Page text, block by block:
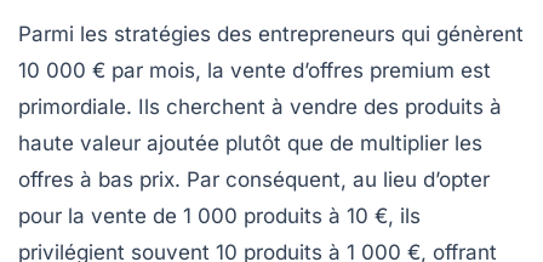
Parmi les stratégies des entrepreneurs qui génèrent
10 000 € par mois, la vente d’offres premium est
primordiale. Ils cherchent à vendre des produits à
haute valeur ajoutée plutôt que de multiplier les
offres à bas prix. Par conséquent, au lieu d’opter
pour la vente de 1 000 produits à 10 €, ils
privilégient souvent 10 produits à 1 000 €, offrant